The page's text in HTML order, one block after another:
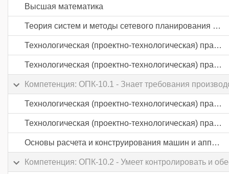
Высшая математика
Теория систем и методы сетевого планирования и управления
Технологическая (проектно-технологическая) практика
Технологическая (проектно-технологическая) практика
Компетенция: ОПК-10.1 - Знает требования
Технологическая (проектно-технологическая) практика
Технологическая (проектно-технологическая) практика
Основы расчета и конструирования машин и аппаратов
Компетенция: ОПК-10.2 - Умеет контролировать и